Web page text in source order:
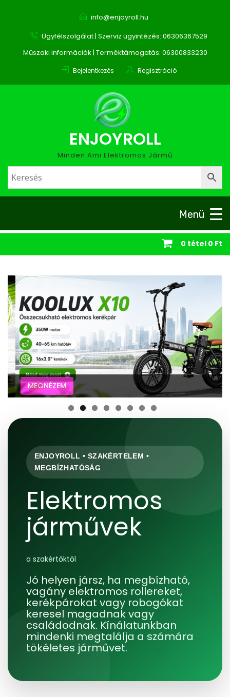
info@enjoyroll.hu
Ügyfélszolgálat | Szerviz ügyintézés: 06306367529
Műszaki információk | Terméktámogatás: 06300833230
Bejelentkezés Regisztráció
ENJOYROLL
Minden Ami Elektromos Jármű
Menü
0 tétel 0 Ft
MEGNÉZEM
ENJOYROLL • SZAKÉRTELEM •
MEGBÍZHATÓSÁG
Elektromos
járművek
a szakértőktől
Jó helyen jársz, ha megbízható,
vagány elektromos rollereket,
kerékpárokat vagy robogókat
keresel magadnak vagy
családodnak. Kínálatunkban
mindenki megtalálja a számára
tökéletes járművet.